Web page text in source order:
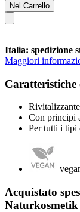
Nel Carrello
Italia: spedizione
Maggiori
Caratteristiche
Rivitalizzante
Con principi
Per tutti i tipi
Acquistato